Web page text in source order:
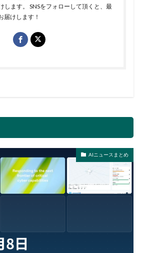
します。 SNSをフォローして頂くと、最
届けします！
AIニュースまとめ